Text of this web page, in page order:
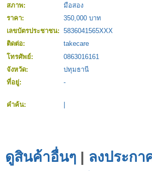
สภาพ:
มือสอง
ราคา:
350,000 บาท
เลขบัตรประชาชน: 5836041565XXX
ติดต่อ:
takecare
โทรศัพย์:
0863016161
จังหวัด:
ปทุมธานี
ที่อยู่:
-
คำค้น:
ดูสินค้าอื่นๆ | ลงประกา